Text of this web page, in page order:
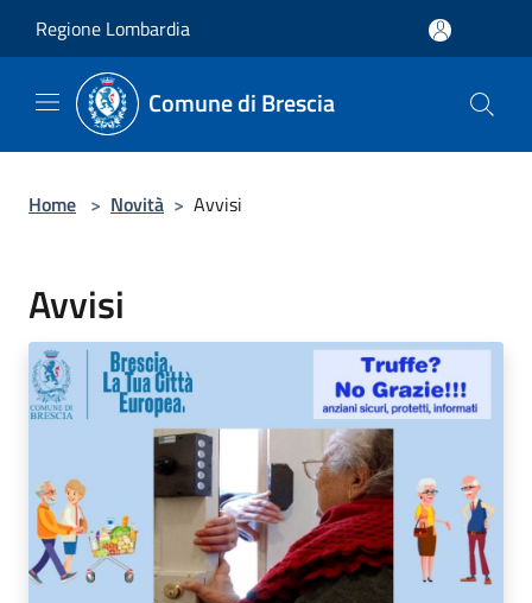
Regione Lombardia
Comune di Brescia
Home > Novità > Avvisi
Avvisi